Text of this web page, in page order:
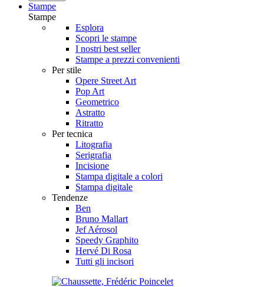
Stampe
Stampe
Esplora
Scopri le stampe
I nostri best seller
Stampe a prezzi convenienti
Per stile
Opere Street Art
Pop Art
Geometrico
Astratto
Ritratto
Per tecnica
Litografia
Serigrafia
Incisione
Stampa digitale a colori
Stampa digitale
Tendenze
Ben
Bruno Mallart
Jef Aérosol
Speedy Graphito
Hervé Di Rosa
Tutti gli incisori